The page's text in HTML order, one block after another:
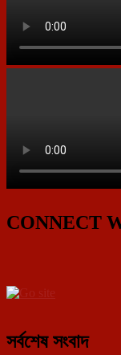
CONNECT
সর্বশেষ সংবাদ